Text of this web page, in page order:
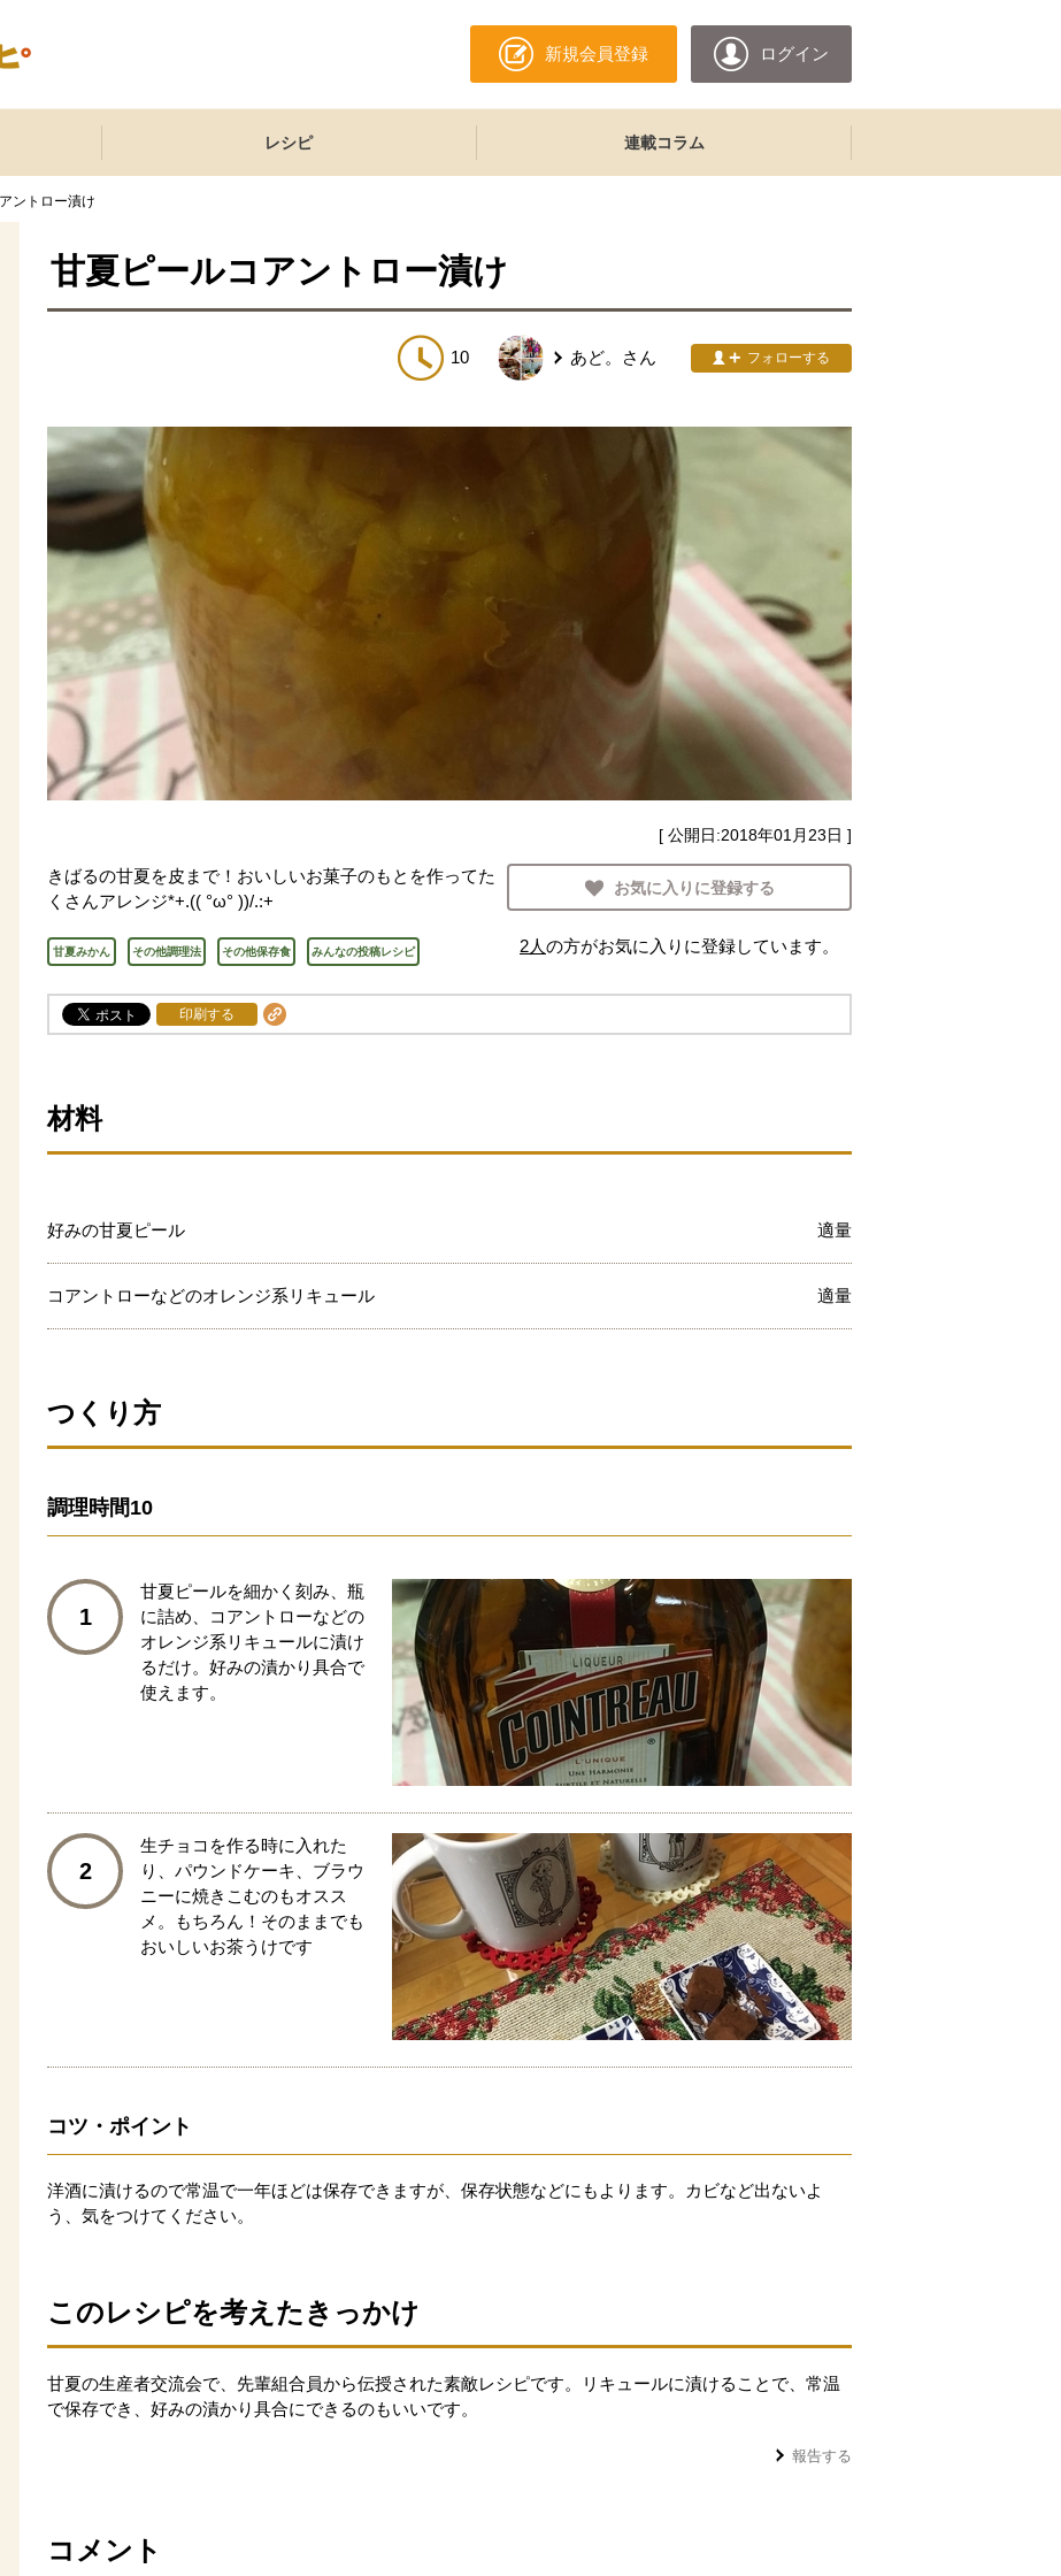
新規会員登録 ログイン
レシピ 連載コラム
ントロー漬け
甘夏ピールコアントロー漬け
10 あど。 さん フォローする
[ 公開日:2018年01月23日 ]
きばるの甘夏を皮まで！おいしいお菓子のもとを作ってた
くさんアレンジ*+.(( °ω° ))/.:+
甘夏みかん その他調理法 その他保存食 みんなの投稿レシピ
お気に入りに登録する
2人の方がお気に入りに登録しています。
印刷する
材料
好みの甘夏ピール 適量
コアントローなどのオレンジ系リキュール 適量
つくり方
調理時間10
1
甘夏ピールを細かく刻み、瓶
に詰め、コアントローなどの
オレンジ系リキュールに漬け
るだけ。好みの漬かり具合で
使えます。
2
生チョコを作る時に入れた
り、パウンドケーキ、ブラウ
ニーに焼きこむのもオスス
メ。もちろん！そのままでも
おいしいお茶うけです
コツ・ポイント
洋酒に漬けるので常温で一年ほどは保存できますが、保存状態などにもよります。カビなど出ないよ
う、気をつけてください。
このレシピを考えたきっかけ
甘夏の生産者交流会で、先輩組合員から伝授された素敵レシピです。リキュールに漬けることで、常温
で保存でき、好みの漬かり具合にできるのもいいです。
報告する
コメント